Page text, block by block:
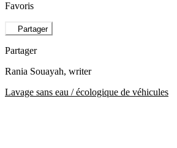
Favoris
Partager
Partager
Rania Souayah, writer
Lavage sans eau / écologique de véhicules